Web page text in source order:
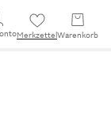
Merkzettel Warenkorb